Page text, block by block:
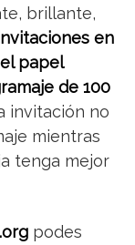
brillante,
en
papel
de 100
invitación no
mientras
tenga mejor
podes